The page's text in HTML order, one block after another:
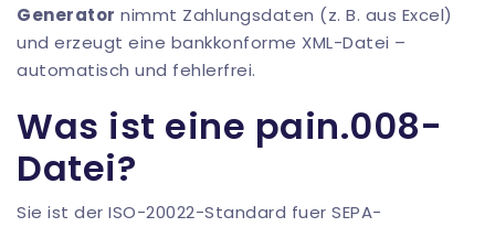
Generator nimmt Zahlungsdaten (z. B. aus Excel)
und erzeugt eine bankkonforme XML-Datei –
automatisch und fehlerfrei.
Was ist eine pain.008-
Datei?
Sie ist der ISO-20022-Standard fuer SEPA-